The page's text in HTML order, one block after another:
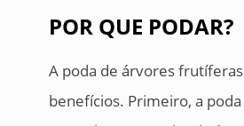
POR QUE PODAR?
A poda de árvores
benefícios. Primeiro, a poda